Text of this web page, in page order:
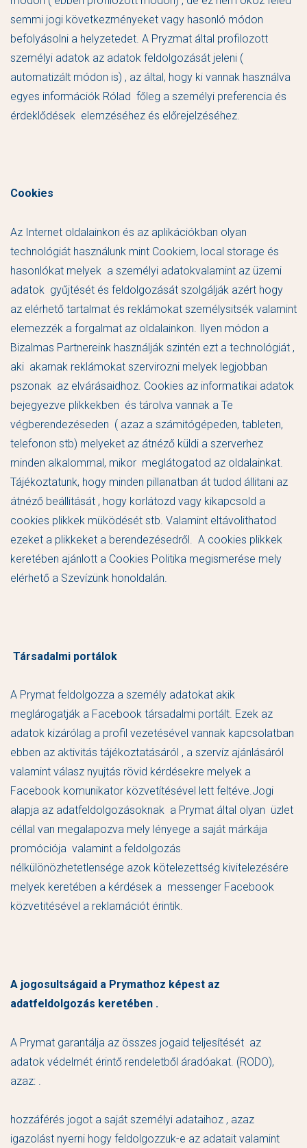
semmi jogi következményeket vagy hasonló módon
befolyásolni a helyzetedet. A Pryzmat által profilozott
személyi adatok az adatok feldolgozását jeleni (
automatizált módon is) , az által, hogy ki vannak használva
egyes információk Rólad főleg a személyi preferencia és
érdeklődések elemzéséhez és előrejelzéséhez.
Cookies
Az Internet oldalainkon és az aplikációkban olyan
technológiát használunk mint Cookiem, local storage és
hasonlókat melyek a személyi adatokvalamint az üzemi
adatok gyűjtését és feldolgozását szolgálják azért hogy
az elérhető tartalmat és reklámokat személysitsék valamint
elemezzék a forgalmat az oldalainkon. Ilyen módon a
Bizalmas Partnereink használják szintén ezt a technológiát ,
aki akarnak reklámokat szervirozni melyek legjobban
pszonak az elvárásaidhoz. Cookies az informatikai adatok
bejegyezve plikkekben és tárolva vannak a Te
végberendezéseden ( azaz a számitógépeden, tableten,
telefonon stb) melyeket az átnéző küldi a szerverhez
minden alkalommal, mikor meglátogatod az oldalainkat.
Tájékoztatunk, hogy minden pillanatban át tudod állitani az
átnéző beállitását , hogy korlátozd vagy kikapcsold a
cookies plikkek müködését stb. Valamint eltávolithatod
ezeket a plikkeket a berendezésedről. A cookies plikkek
keretében ajánlott a Cookies Politika megismerése mely
elérhető a Szevízünk honoldalán.
Társadalmi portálok
A Prymat feldolgozza a személy adatokat akik
meglárogatják a Facebook társadalmi portált. Ezek az
adatok kizárólag a profil vezetésével vannak kapcsolatban
ebben az aktivitás tájékoztatásáról , a szervíz ajánlásáról
valamint válasz nyujtás rövid kérdésekre melyek a
Facebook komunikator közvetítésével lett feltéve.Jogi
alapja az adatfeldolgozásoknak a Prymat által olyan üzlet
céllal van megalapozva mely lényege a saját márkája
promóciója valamint a feldolgozás
nélkülönözhetetlensége azok kötelezettség kivitelezésére
melyek keretében a kérdések a messenger Facebook
közvetitésével a reklamációt érintik.
A jogosultságaid a Prymathoz képest az
adatfeldolgozás keretében .
A Prymat garantálja az összes jogaid teljesítését az
adatok védelmét érintő rendeletből áradóakat. (RODO),
azaz: .
hozzáférés jogot a saját személyi adataihoz , azaz
igazolást nyerni hogy feldolgozzuk-e az adatait valamint